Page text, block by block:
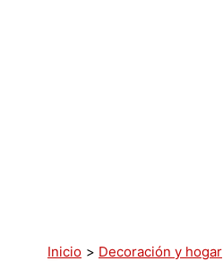
Inicio Decoración y hogar